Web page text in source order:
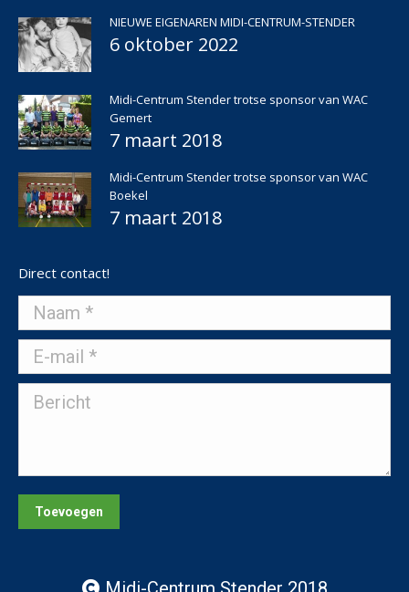
new
window
new
window
new
window
NIEUWE EIGENAREN MIDI-CENTRUM-STENDER
6 oktober 2022
Midi-Centrum Stender trotse sponsor van WAC
Gemert
7 maart 2018
Midi-Centrum Stender trotse sponsor van WAC
Boekel
7 maart 2018
Direct contact!
Naam *
E-mail *
Bericht
Toevoegen